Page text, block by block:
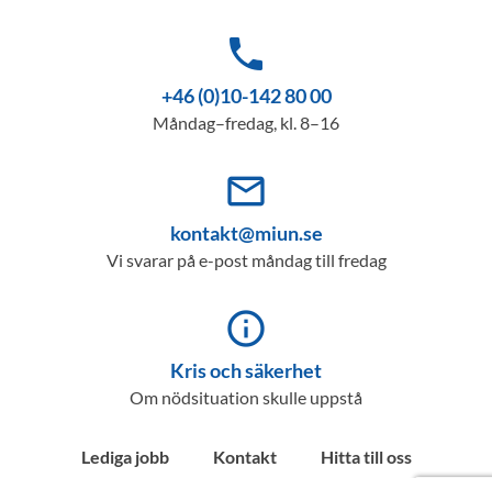
phone
+46 (0)10-142 80 00
Måndag–fredag, kl. 8–16
mail_outline
kontakt@miun.se
Vi svarar på e-post måndag till fredag
info_outline
Kris och säkerhet
Om nödsituation skulle uppstå
Lediga jobb Kontakt
Hitta till oss